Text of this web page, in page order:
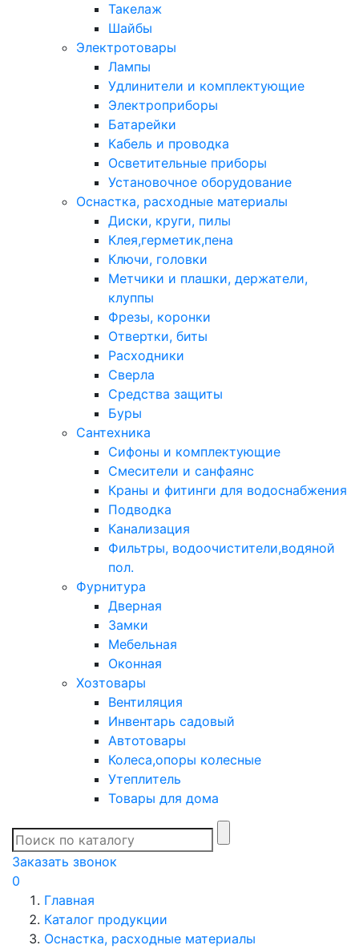
Такелаж
Шайбы
Электротовары
Лампы
Удлинители и комплектующие
Электроприборы
Батарейки
Кабель и проводка
Осветительные приборы
Установочное оборудование
Оснастка, расходные материалы
Диски, круги, пилы
Клея,герметик,пена
Ключи, головки
Метчики и плашки, держатели,
клуппы
Фрезы, коронки
Отвертки, биты
Расходники
Сверла
Средства защиты
Буры
Сантехника
Сифоны и комплектующие
Смесители и санфаянс
Краны и фитинги для водоснабжения
Подводка
Канализация
Фильтры, водоочистители,водяной
пол.
Фурнитура
Дверная
Замки
Мебельная
Оконная
Хозтовары
Вентиляция
Инвентарь садовый
Автотовары
Колеса,опоры колесные
Утеплитель
Товары для дома
Заказать звонок
0
Главная
Каталог продукции
Оснастка, расходные материалы